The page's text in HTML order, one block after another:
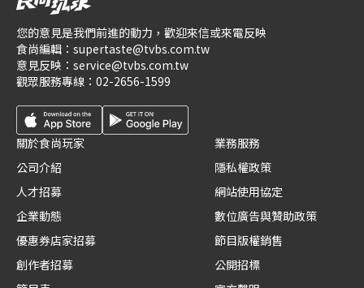
您的意見是我們前進的動力，歡迎來信或來電反映
食尚編輯： supertaste@tvbs.com.tw
意見反映： service@tvbs.com.tw
觀眾服務專線： 02-2656-1599
關於食尚玩家
公司介紹
人才招募
企業動態
優惠券店家招募
創作者招募
業務服務
隱私權政策
網站使用協定
數位廣告與贊助政策
節目版權銷售
公開招標